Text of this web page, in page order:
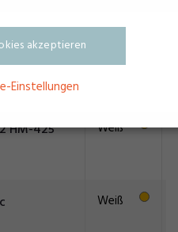
HM-425 Weiß
Weiß
akzeptieren
Einstellungen